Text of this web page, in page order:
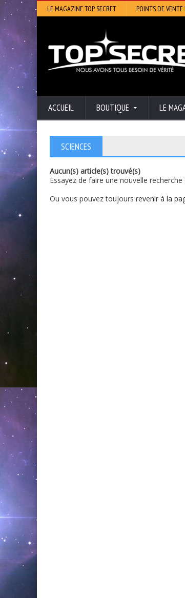
LE MAGAZINE TOP SECRET POINTS DE
ACCUEIL BOUTIQUE LE
SCIENCES
Aucun(s) article(s) trouvé(s)
Essayez de faire une nouvelle recherche
Ou vous pouvez toujours revenir à la